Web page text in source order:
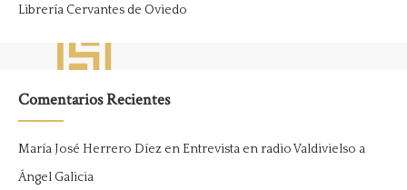
Librería Cervantes de Oviedo
Comentarios Recientes
María José Herrero Díez en Entrevista en radio Valdivielso a
Ángel Galicia